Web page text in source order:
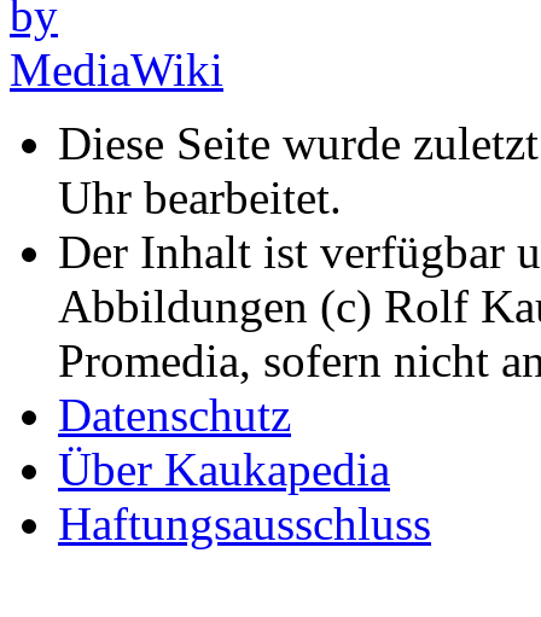
Diese Seite wurde
Uhr bearbeitet.
Der Inhalt ist verfügbar
Abbildungen (c) Rolf
Promedia, sofern nicht
Datenschutz
Über Kaukapedia
Haftungsausschluss